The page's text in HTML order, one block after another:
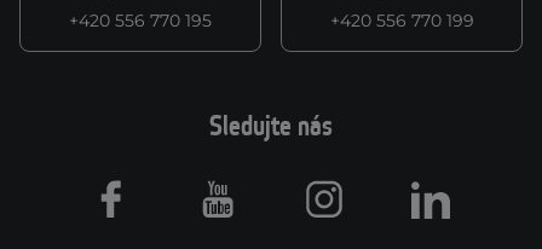
+420 556 770 195 +420 556 770 199
Sledujte nás
Facebook Youtube Instagram LinkedIn